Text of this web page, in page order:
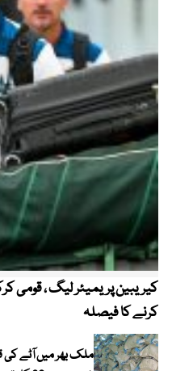
کرنے کا فیصلہ
ملک بھر میں آٹے